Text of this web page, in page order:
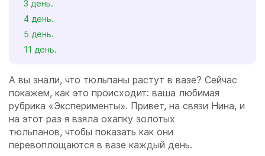
3 день.
4 день.
5 день.
11 день.
А вы знали, что тюльпаны растут в вазе? Сейчас
покажем, как это происходит: ваша любимая
рубрика «Эксперименты». Привет, на связи Нина, и
на этот раз я взяла охапку золотых
тюльпанов, чтобы показать как они
перевоплощаются в вазе каждый день.